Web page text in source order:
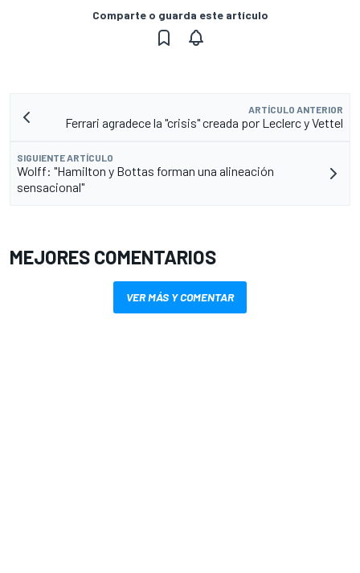
Comparte o guarda este artículo
ARTÍCULO ANTERIOR
Ferrari agradece la "crisis" creada por Leclerc y Vettel
SIGUIENTE ARTÍCULO
Wolff: "Hamilton y Bottas forman una alineación
sensacional"
MEJORES COMENTARIOS
VER MÁS Y COMENTAR